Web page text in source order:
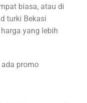
biasa, atau di
turki Bekasi
yang lebih
promo